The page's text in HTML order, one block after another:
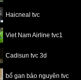
Haicneal tvc
Viet Nam Airline tvc1
Cadisun tvc 3d
bổ gan bảo nguyên tvc